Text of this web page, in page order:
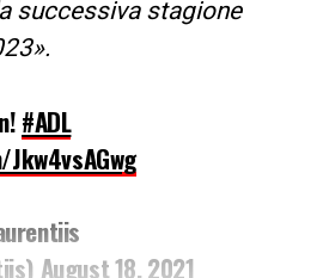
successiva stagione
#ADL
August 18, 2021